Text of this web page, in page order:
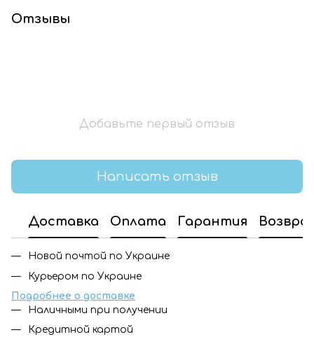
Отзывы
Добавьте первый отзыв
Написать отзыв
Доставка Оплата Гарантия
Новой почтой по Украине
Курьером по Украине
Подробнее о доставке
Наличными при получении
Кредитной картой